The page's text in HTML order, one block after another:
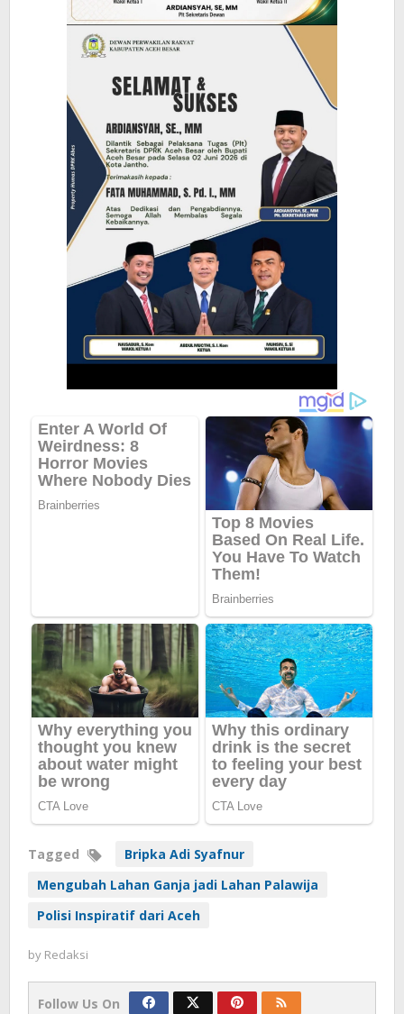
Tagged
Bripka Adi Syafnur
Mengubah Lahan Ganja jadi Lahan Palawija
Polisi Inspiratif dari Aceh
by Redaksi
Follow Us On